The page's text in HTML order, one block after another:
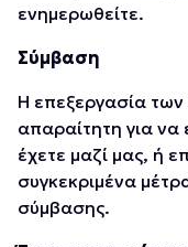
ενημερωθείτε.
Σύμβαση
Η επεξεργασία
απαραίτητη για να
έχετε μαζί μας, ή
συγκεκριμένα
σύμβασης.